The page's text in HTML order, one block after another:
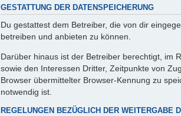
GESTATTUNG DER DATENSPEICHERUNG
Du gestattest dem Betreiber, die von dir
betreiben und anbieten zu können.
Darüber hinaus ist der Betreiber berechtigt, im
sowie den Interessen Dritter, Zeitpunkte von
Browser übermittelter Browser-Kennung zu
notwendig ist.
REGELUNGEN BEZÜGLICH DER WEITERGABE